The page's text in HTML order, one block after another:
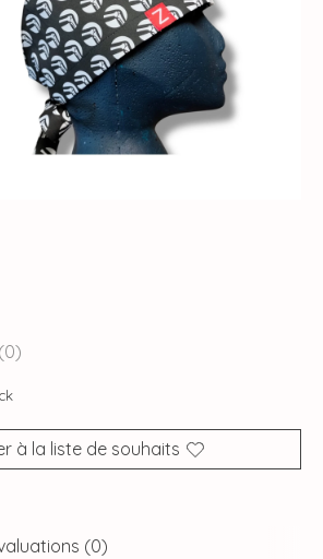
à
(0)
à la liste de souhaits
(0)